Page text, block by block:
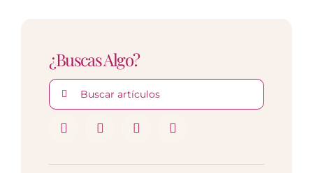
¿Buscas Algo?
Buscar: